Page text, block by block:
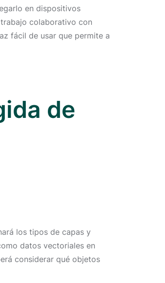
en dispositivos
colaborativo con
fácil de usar que permite a
de
los tipos de capas y
datos vectoriales en
considerar qué objetos